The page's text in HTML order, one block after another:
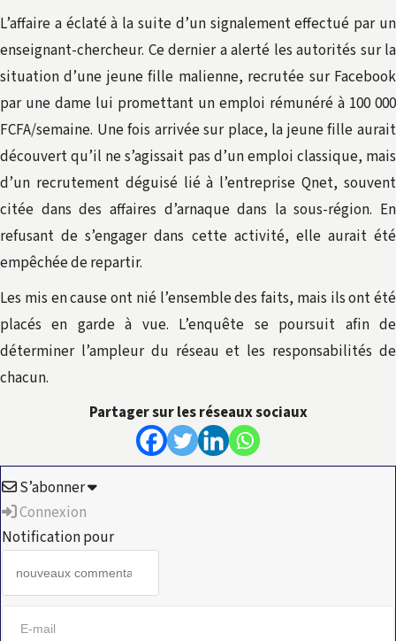
L’affaire a éclaté à la suite d’un signalement effectué par un
enseignant-chercheur. Ce dernier a alerté les autorités sur la
situation d’une jeune fille malienne, recrutée sur Facebook
par une dame lui promettant un emploi rémunéré à 100 000
FCFA/semaine. Une fois arrivée sur place, la jeune fille aurait
découvert qu’il ne s’agissait pas d’un emploi classique, mais
d’un recrutement déguisé lié à l’entreprise Qnet, souvent
citée dans des affaires d’arnaque dans la sous-région. En
refusant de s’engager dans cette activité, elle aurait été
empêchée de repartir.
Les mis en cause ont nié l’ensemble des faits, mais ils ont été
placés en garde à vue. L’enquête se poursuit afin de
déterminer l’ampleur du réseau et les responsabilités de
chacun.
Partager sur les réseaux sociaux
S’abonner
Connexion
Notification pour